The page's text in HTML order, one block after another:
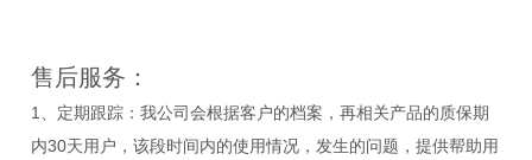
售后服务：
1、定期跟踪：我公司会根据客户的档案，再相关产品的质保期
内30天用户，该段时间内的使用情况，发生的问题，提供帮助用